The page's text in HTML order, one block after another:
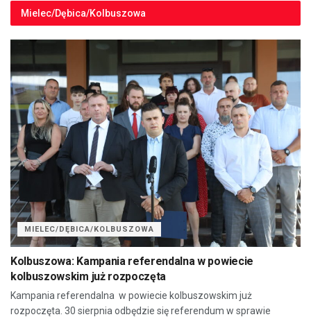
Mielec/Dębica/Kolbuszowa
MIELEC/DĘBICA/KOLBUSZOWA
Kolbuszowa: Kampania referendalna w powiecie
kolbuszowskim już rozpoczęta
Kampania referendalna w powiecie kolbuszowskim już
rozpoczęta. 30 sierpnia odbędzie się referendum w sprawie